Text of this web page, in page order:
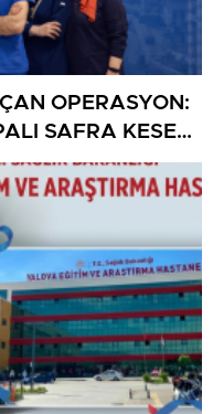
OPERASYON:
SAFRA KESESİ